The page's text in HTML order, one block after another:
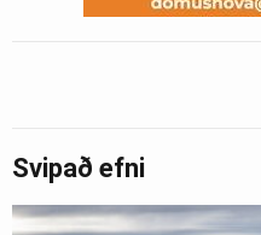
Svipað efni